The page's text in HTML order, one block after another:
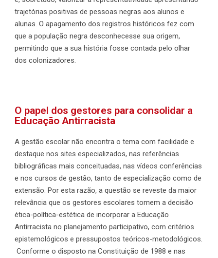
trajetórias positivas de pessoas negras aos alunos e
alunas. O apagamento dos registros históricos fez com
que a população negra desconhecesse sua origem,
permitindo que a sua história fosse contada pelo olhar
dos colonizadores.
O papel dos gestores para consolidar a
Educação Antirracista
A gestão escolar não encontra o tema com facilidade e
destaque nos sites especializados, nas referências
bibliográficas mais conceituadas, nas vídeos conferências
e nos cursos de gestão, tanto de especialização como de
extensão. Por esta razão, a questão se reveste da maior
relevância que os gestores escolares tomem a decisão
ética-política-estética de incorporar a Educação
Antirracista no planejamento participativo, com critérios
epistemológicos e pressupostos teóricos-metodológicos.
Conforme o disposto na Constituição de 1988 e nas